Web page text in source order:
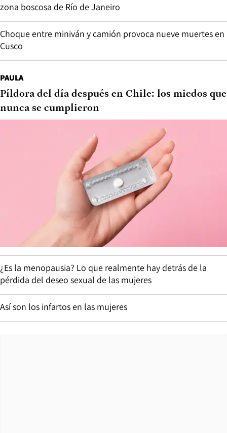
zona boscosa de Río de Janeiro
Choque entre miniván y camión provoca nueve muertes en
Cusco
PAULA
Píldora del día después en Chile: los miedos que
nunca se cumplieron
¿Es la menopausia? Lo que realmente hay detrás de la
pérdida del deseo sexual de las mujeres
Así son los infartos en las mujeres